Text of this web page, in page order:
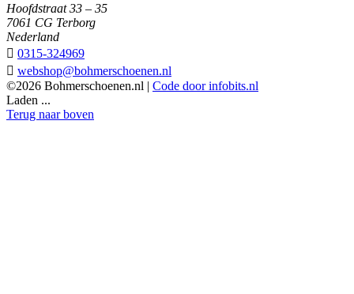
Hoofdstraat 33 – 35
7061 CG Terborg
Nederland
 0315-324969
 webshop@bohmerschoenen.nl
©2026 Bohmerschoenen.nl | Code door infobits.nl
Laden ...
Terug naar boven